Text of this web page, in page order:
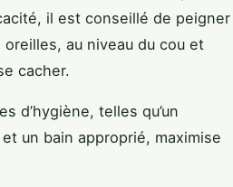
il est conseillé de peigner
au niveau du cou et
cacher.
d’hygiène, telles qu’un
un bain approprié, maximise